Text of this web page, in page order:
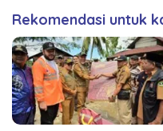
Rekomendasi untuk